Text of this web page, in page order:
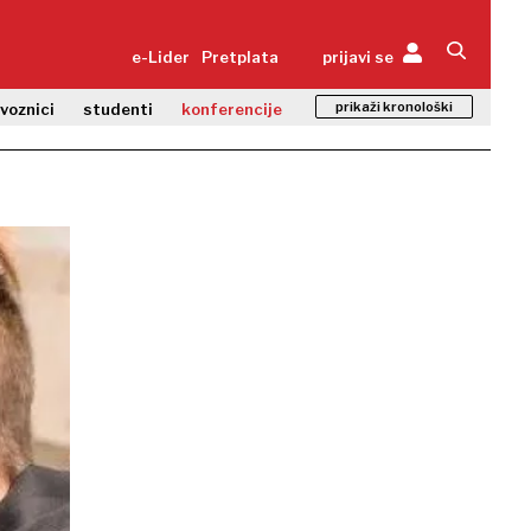
e-Lider Pretplata prijavi se
studenti konferencije prikaži kronološki